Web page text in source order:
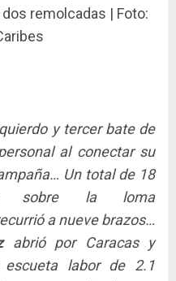
remolcadas | Foto:
y tercer bate de
al conectar su
Un total de 18
sobre la loma
a nueve brazos…
abrió por Caracas y
labor de 2.1